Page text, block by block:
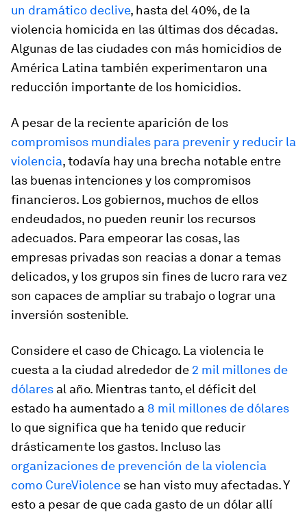
un dramático declive, hasta del 40%, de la
violencia homicida en las últimas dos décadas.
Algunas de las ciudades con más homicidios de
América Latina también experimentaron una
reducción importante de los homicidios.
A pesar de la reciente aparición de los
compromisos mundiales para prevenir y reducir la
violencia, todavía hay una brecha notable entre
las buenas intenciones y los compromisos
financieros. Los gobiernos, muchos de ellos
endeudados, no pueden reunir los recursos
adecuados. Para empeorar las cosas, las
empresas privadas son reacias a donar a temas
delicados, y los grupos sin fines de lucro rara vez
son capaces de ampliar su trabajo o lograr una
inversión sostenible.
Considere el caso de Chicago. La violencia le
cuesta a la ciudad alrededor de 2 mil millones de
dólares al año. Mientras tanto, el déficit del
estado ha aumentado a 8 mil millones de dólares
lo que significa que ha tenido que reducir
drásticamente los gastos. Incluso las
organizaciones de prevención de la violencia
como CureViolence se han visto muy afectadas. Y
esto a pesar de que cada gasto de un dólar allí